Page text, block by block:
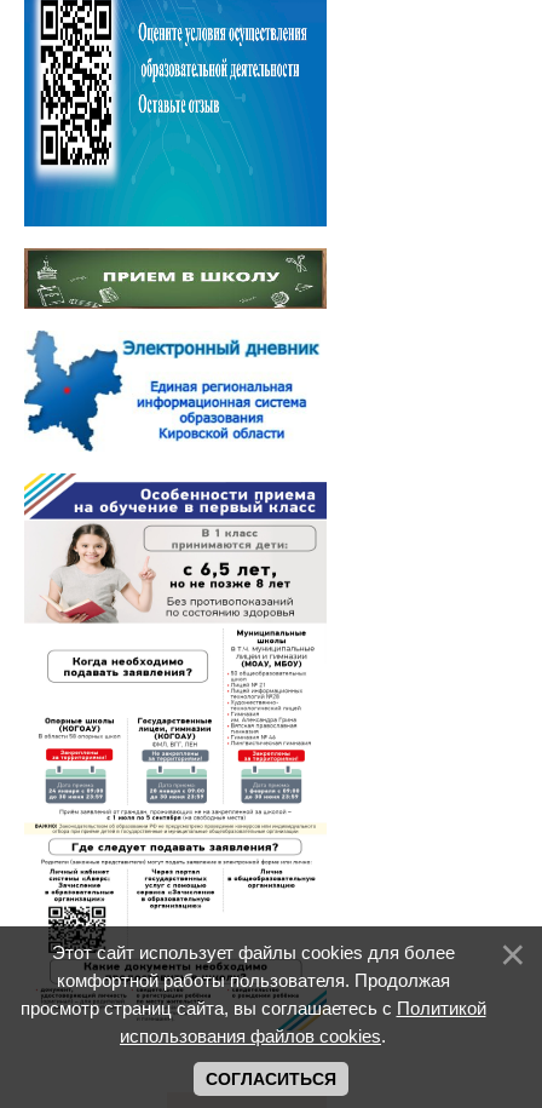
Этот сайт использует файлы cookies для более
комфортной работы пользователя. Продолжая
просмотр страниц сайта, вы соглашаетесь с Политикой
использования файлов cookies.
СОГЛАСИТЬСЯ